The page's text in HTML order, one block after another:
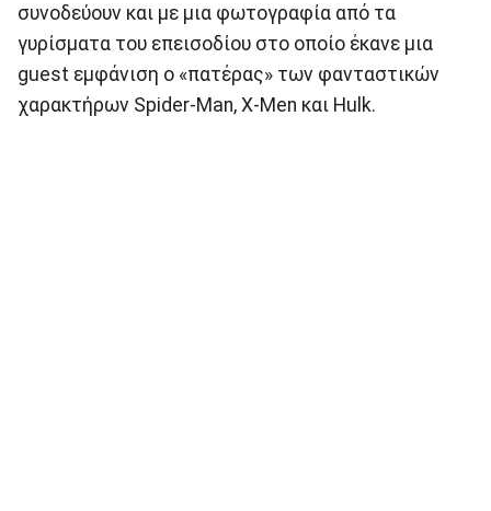
συνοδεύουν και με μια φωτογραφία από τα
γυρίσματα του επεισοδίου στο οποίο έκανε μια
guest εμφάνιση ο «πατέρας» των φανταστικών
χαρακτήρων Spider-Man, X-Men και Hulk.